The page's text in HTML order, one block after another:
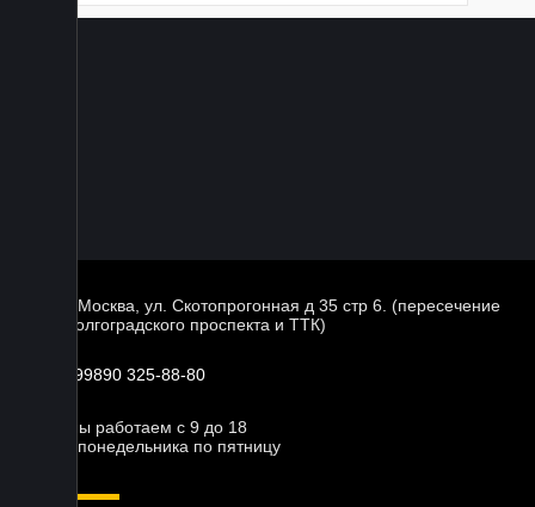
г. Москва, ул. Скотопрогонная д 35 стр 6. (пересечение
Волгоградского проспекта и ТТК)
+99890 325-88-80
Мы работаем с 9 до 18
с понедельника по пятницу